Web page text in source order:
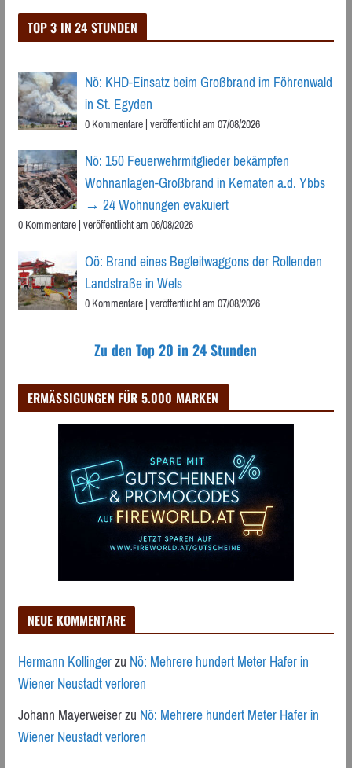
TOP 3 IN 24 STUNDEN
Nö: KHD-Einsatz beim Großbrand im Föhrenwald
in St. Egyden
0 Kommentare|veröffentlicht am 07/08/2026
Nö: 150 Feuerwehrmitglieder bekämpfen
Wohnanlagen-Großbrand in Kematen a.d. Ybbs
→ 24 Wohnungen evakuiert
0 Kommentare|veröffentlicht am 06/08/2026
Oö: Brand eines Begleitwaggons der Rollenden
Landstraße in Wels
0 Kommentare|veröffentlicht am 07/08/2026
Zu den Top 20 in 24 Stunden
ERMÄSSIGUNGEN FÜR 5.000 MARKEN
NEUE KOMMENTARE
Hermann KollingerzuNö: Mehrere hundert Meter Hafer in
Wiener Neustadt verloren
Johann MayerweiserzuNö: Mehrere hundert Meter Hafer in
Wiener Neustadt verloren